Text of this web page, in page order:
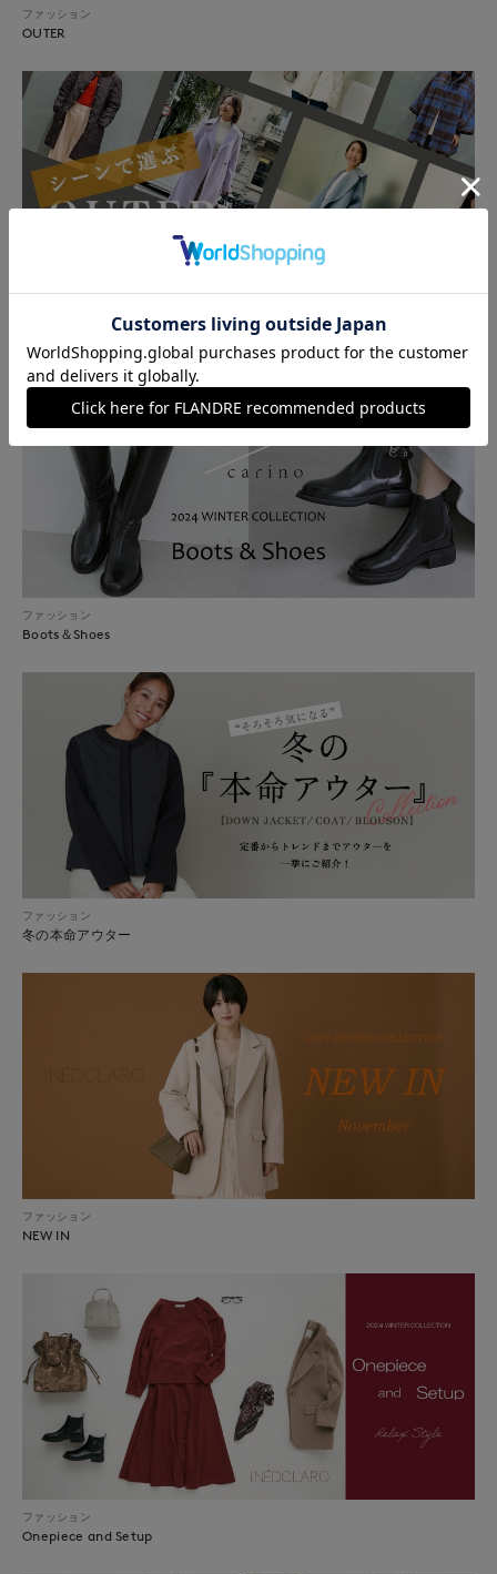
ファッション
OUTER
シーンで選ぶOUTER COLLECTION
ファッション
Boots＆Shoes
ファッション
冬の本命アウター
ファッション
NEW IN
ファッション
Onepiece and Setup